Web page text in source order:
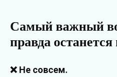
Самый важный
правда
❌ Не совсем.